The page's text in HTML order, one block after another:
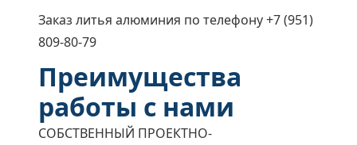
Заказ литья алюминия по телефону +7 (951)
809-80-79
Преимущества
работы с нами
СОБСТВЕННЫЙ ПРОЕКТНО-